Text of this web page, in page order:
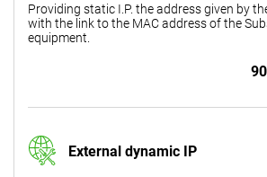
Providing static I.P. the address given by
with the link to the MAC address of the
equipment.
External dynamic IP